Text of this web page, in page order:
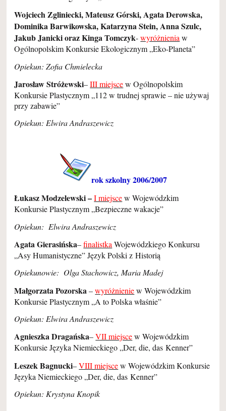
Wojciech Zgliniecki, Mateusz Górski, Agata Derowska,
Dominika Barwikowska, Katarzyna Stein, Anna Szulc,
Jakub Janicki oraz Kinga Tomczyk-wyróżnieniaw
Ogólnopolskim Konkursie Ekologicznym „Eko-Planeta”
Opiekun: Zofia Chmielecka
Jarosław Stróżewski–III miejscew Ogólnopolskim
Konkursie Plastycznym „112 w trudnej sprawie – nie używaj
przy zabawie”
Opiekun: Elwira Andraszewicz
rok szkolny 2006/2007
Łukasz Modzelewski –I miejscew Wojewódzkim
Konkursie Plastycznym „Bezpieczne wakacje”
Opiekun: Elwira Andraszewicz
Agata Gierasińska–finalistka Wojewódzkiego Konkursu
„Asy Humanistyczne” Język Polski z Historią
Opiekunowie: Olga Stachowicz, Maria Madej
Małgorzata Pozorska–wyróżnieniew Wojewódzkim
Konkursie Plastycznym „A to Polska właśnie”
Opiekun: Elwira Andraszewicz
Agnieszka Dragańska–VII miejscew Wojewódzkim
Konkursie Języka Niemieckiego „Der, die, das Kenner”
Leszek Bagnucki–VIII miejscew Wojewódzkim Konkursie
Języka Niemieckiego „Der, die, das Kenner”
Opiekun: Krystyna Knopik